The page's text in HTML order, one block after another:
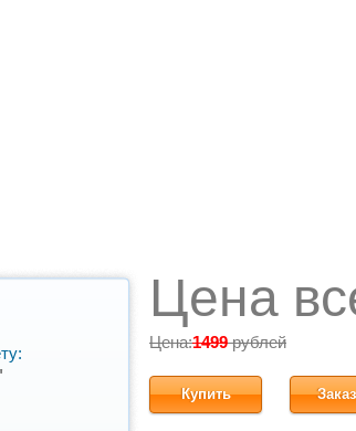
Цена
Цена:1499рублей
Купить